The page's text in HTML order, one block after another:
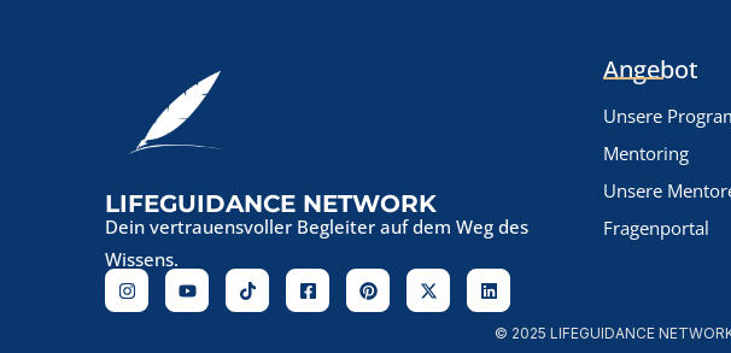
LIFEGUIDANCE NETWORK
Dein vertrauensvoller Begleiter auf dem Weg des
Wissens.
Angebot
Unsere
Mentoring
Unsere
Fragenportal
© 2025 LIFEGUIDANCE